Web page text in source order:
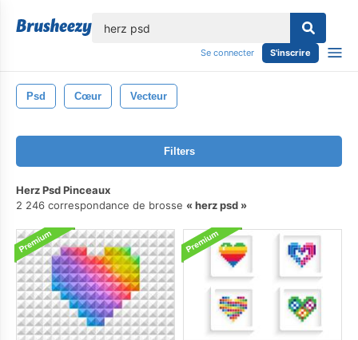
Se connecter S'inscrire
Psd Cœur Vecteur
Filters
Herz Psd Pinceaux
2 246 correspondance de brosse
herz psd